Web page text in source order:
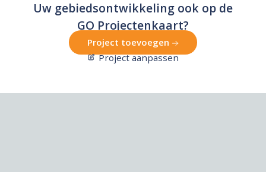
Uw gebiedsontwikkeling ook op de
GO Projectenkaart?
Project toevoegen
Project aanpassen